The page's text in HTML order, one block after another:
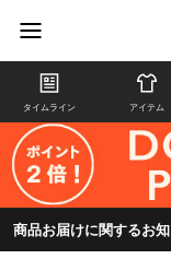
タイムライン アイテム
商品お届けに関するお